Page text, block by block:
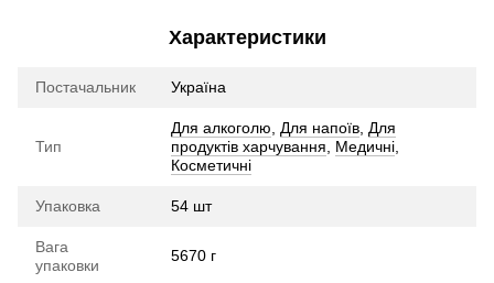
Характеристики
Постачальник Україна
Тип
Для алкоголю Для напоїв Для
продуктів харчування
Медичні
Косметичні
Упаковка 54 шт
Вага
упаковки
5670 г